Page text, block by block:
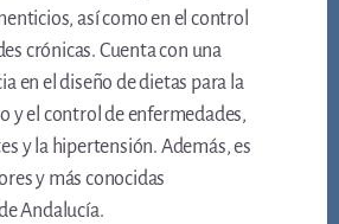
así como en el control
crónicas. Cuenta con una
en el diseño de dietas para la
y el control de enfermedades,
y la hipertensión. Además, es
y más conocidas
Andalucía.